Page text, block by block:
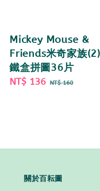
Mickey Mouse &
Friends米奇家族(2)
鐵盒拼圖36片
Sale
NT$ 136 Regular
NT$ 160
關於百耘圖